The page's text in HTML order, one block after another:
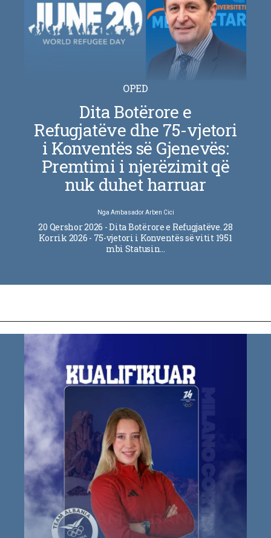
OPED
Dita Botërore e
Refugjatëve dhe 75-vjetori
i Konventës së Gjenevës:
Premtimi i njerëzimit që
nuk duhet harruar
Nga Ambasador Arben Cici
20 Qershor 2026 - Dita Botërore e Refugjatëve. 28
Korrik 2026 - 75-vjetori i Konventës së vitit 1951
mbi Statusin…